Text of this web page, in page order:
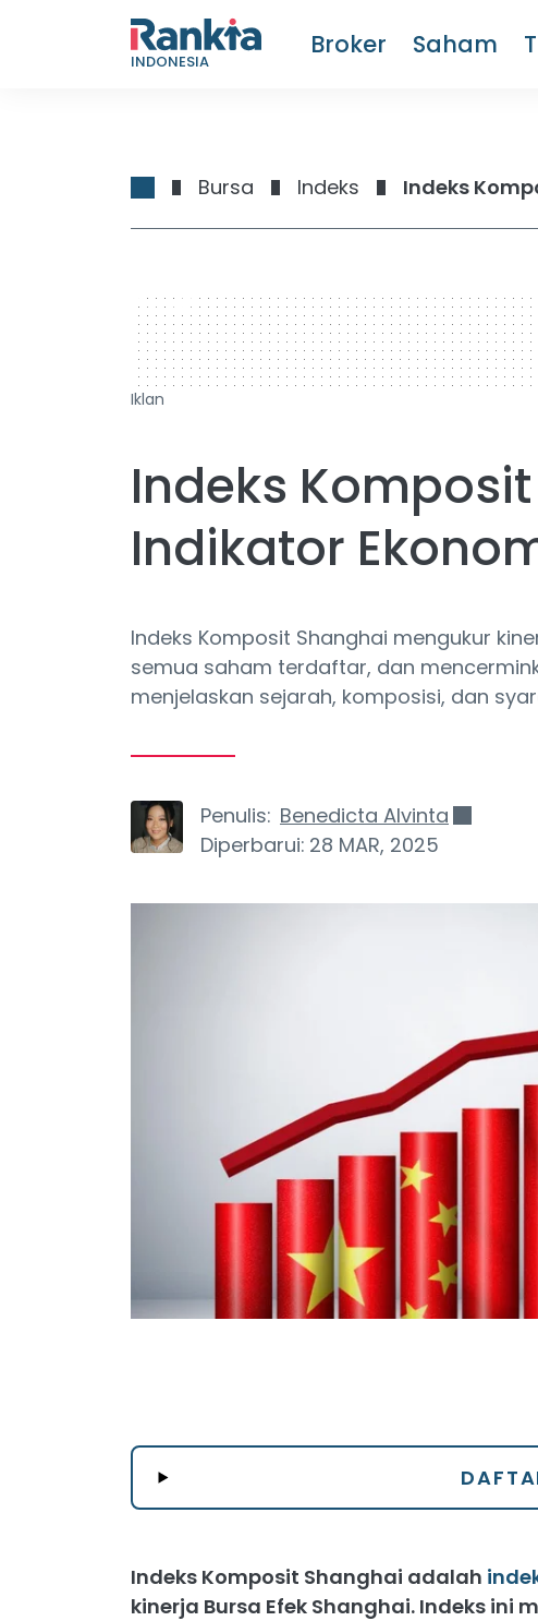
INDONESIA
Broker Saham
Bursa Indeks Indeks
728 x 90
Iklan
Indeks
Indikator
Indeks Komposit Shanghai mengukur
semua saham terdaftar, dan
menjelaskan sejarah, komposisi, dan
Penulis: Benedicta Alvinta
Diperbarui: 28 MAR, 2025
Indeks Komposit Shanghai adalah
kinerja Bursa Efek Shanghai. Indeks